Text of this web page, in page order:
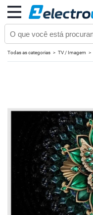
Todas as categorias TV / Imagem